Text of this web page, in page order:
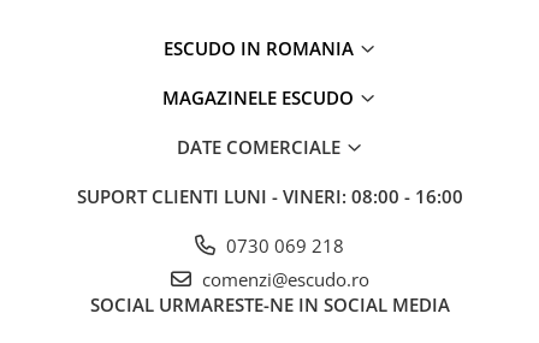
ESCUDO IN ROMANIA
MAGAZINELE ESCUDO
DATE COMERCIALE
SUPORT CLIENTI LUNI - VINERI: 08:00 - 16:00
0730 069 218
comenzi@escudo.ro
SOCIAL URMARESTE-NE IN SOCIAL MEDIA